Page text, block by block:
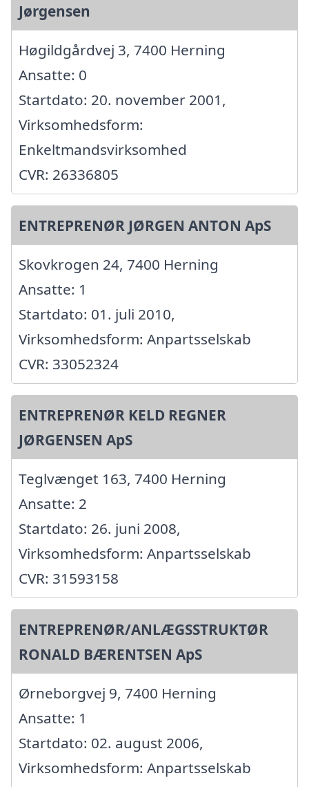
Jørgensen
Høgildgårdvej 3, 7400 Herning
Ansatte: 0
Startdato: 20. november 2001,
Virksomhedsform:
Enkeltmandsvirksomhed
CVR: 26336805
ENTREPRENØR JØRGEN ANTON ApS
Skovkrogen 24, 7400 Herning
Ansatte: 1
Startdato: 01. juli 2010,
Virksomhedsform: Anpartsselskab
CVR: 33052324
ENTREPRENØR KELD REGNER
JØRGENSEN ApS
Teglvænget 163, 7400 Herning
Ansatte: 2
Startdato: 26. juni 2008,
Virksomhedsform: Anpartsselskab
CVR: 31593158
ENTREPRENØR/ANLÆGSSTRUKTØR
RONALD BÆRENTSEN ApS
Ørneborgvej 9, 7400 Herning
Ansatte: 1
Startdato: 02. august 2006,
Virksomhedsform: Anpartsselskab